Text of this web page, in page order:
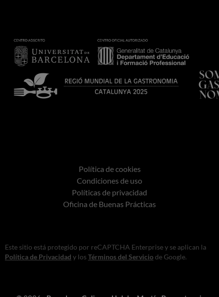
Política de cookies
Condiciones de uso
Políticas de privacidad
Oficina de Buenas Prácticas
Este sitio está protegido por reCAPTCHA Enterprise y se aplican la
Política de Privacidad y losTérminos del Serviciode Google.